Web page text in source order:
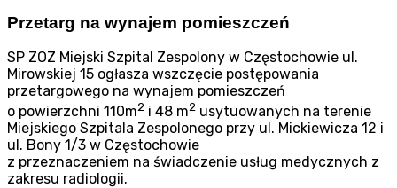
Przetarg na wynajem pomieszczeń
SP ZOZ Miejski Szpital Zespolony w Częstochowie ul.
Mirowskiej 15 ogłasza wszczęcie postępowania
przetargowego na wynajem pomieszczeń
o powierzchni 110m2 i 48 m2 usytuowanych na terenie
Miejskiego Szpitala Zespolonego przy ul. Mickiewicza 12 i
ul. Bony 1/3 w Częstochowie
z przeznaczeniem na świadczenie usług medycznych z
zakresu radiologii.